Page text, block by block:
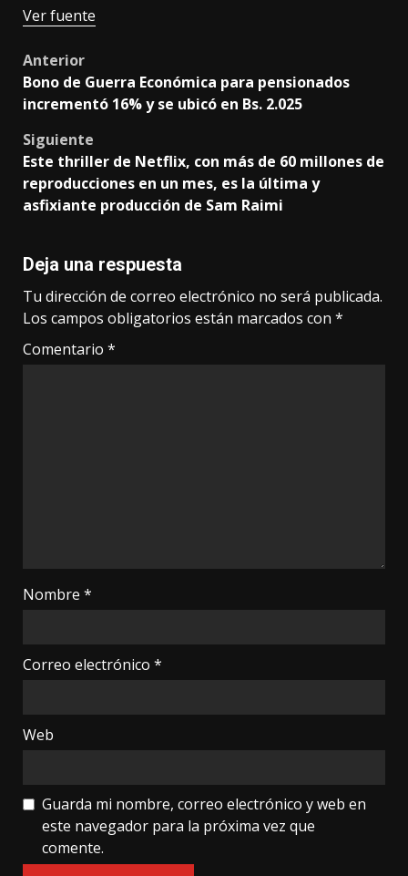
Ver fuente
Post
navigation
Anterior
Bono de Guerra Económica para pensionados
incrementó 16% y se ubicó en Bs. 2.025
Siguiente
Este thriller de Netflix, con más de 60 millones de
reproducciones en un mes, es la última y
asfixiante producción de Sam Raimi
Deja una respuesta
Tu dirección de correo electrónico no será publicada.
Los campos obligatorios están marcados con *
Comentario *
Nombre *
Correo electrónico *
Web
Guarda mi nombre, correo electrónico y web en
este navegador para la próxima vez que
comente.